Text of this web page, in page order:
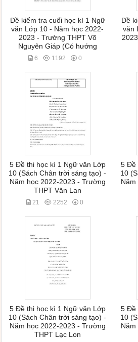
Đề kiểm tra cuối học kì 1 Ngữ
văn Lớp 10 - Năm học 2022-
2023 - Trường THPT Võ
Nguyên Giáp (Có hướng
6 1192 0
Đề
văn
5 Đề thi học kì 1 Ngữ văn Lớp
10 (Sách Chân trời sáng tạo) -
Năm học 2022-2023 - Trường
THPT Văn Lan
21 2252 0
5 Đề
10
5 Đề thi học kì 1 Ngữ văn Lớp
10 (Sách Chân trời sáng tạo) -
Năm học 2022-2023 - Trường
THPT Lạc Lon
5 Đề
10